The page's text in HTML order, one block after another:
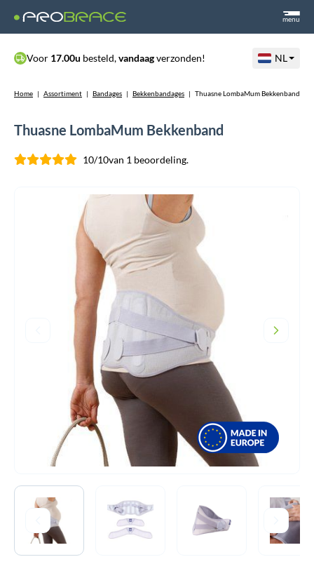
menu
Voor 17.00u besteld,vandaagverzonden! NL
Home | Assortiment | Bandages | Bekkenbandages | Thuasne LombaMum Bekkenband
Thuasne LombaMum Bekkenband
10/10van 1 beoordeling.